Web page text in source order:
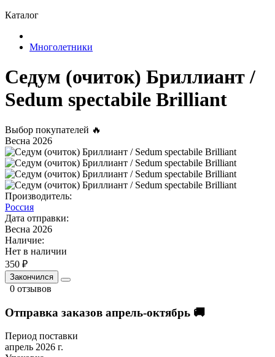
Каталог
Многолетники
Седум (очиток) Бриллиант /
Sedum spectabile Brilliant
Выбор покупателей 🔥
Весна 2026
Производитель:
Россия
Дата отправки:
Весна 2026
Наличие:
Нет в наличии
350 ₽
Закончился
0 отзывов
Отправка заказов апрель-октябрь 🚚
Период поставки
апрель 2026 г.